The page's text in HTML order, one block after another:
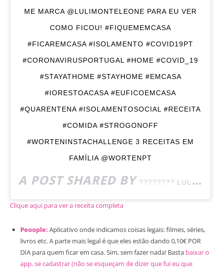
ME MARCA @LULIMONTELEONE PARA EU VER
COMO FICOU! #FIQUEMEMCASA
#FICAREMCASA #ISOLAMENTO #COVID19PT
#CORONAVIRUSPORTUGAL #HOME #COVID_19
#STAYATHOME #STAYHOME #EMCASA
#IORESTOACASA #EUFICOEMCASA
#QUARENTENA #ISOLAMENTOSOCIAL #RECEITA
#COMIDA #STROGONOFF
#WORTENINSTACHALLENGE 3 RECEITAS EM
FAMÍLIA @WORTENPT
A POST SHARED BY ???????? LULI MONTELEONE ✈️
Clique aqui para ver a receita completa
Peoople: Aplicativo onde indicamos coisas legais: filmes, séries,
livros etc. A parte mais legal é que eles estão dando 0,10€ POR
DIA para quem ficar em casa. Sim, sem fazer nada! Basta baixar o
app, se cadastrar (não se esqueçam de dizer que fui eu que